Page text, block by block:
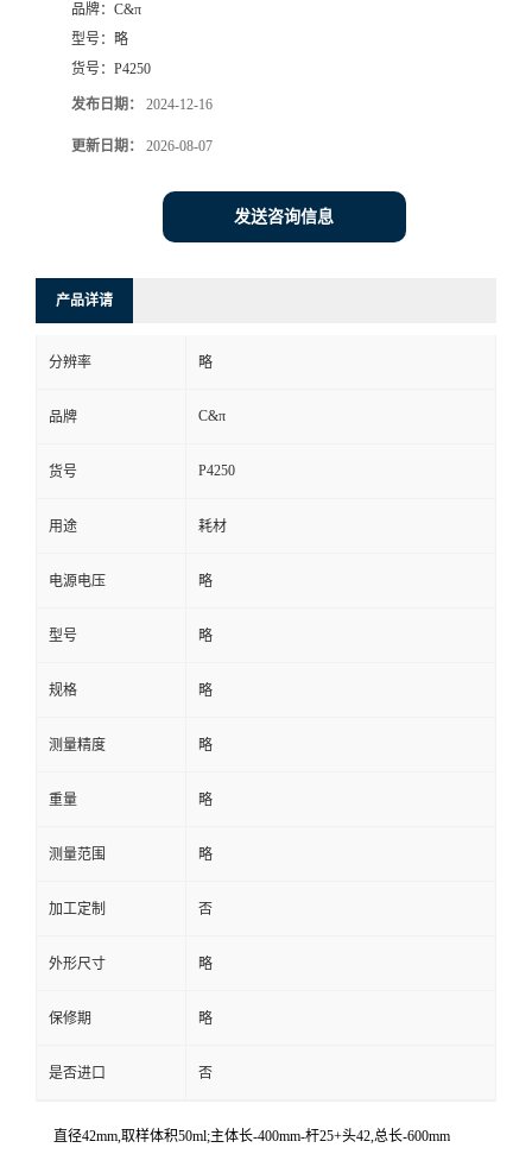
品牌： C&π
型号： 略
货号： P4250
发布日期： 2024-12-16
更新日期： 2026-08-07
发送咨询信息
产品详请
分辨率 略
品牌 C&π
货号 P4250
用途 耗材
电源电压 略
型号 略
规格 略
测量精度 略
重量 略
测量范围 略
加工定制 否
外形尺寸 略
保修期 略
是否进口 否
直径42mm,取样体积50ml;主体长-400mm-杆25+头42,总长-600mm